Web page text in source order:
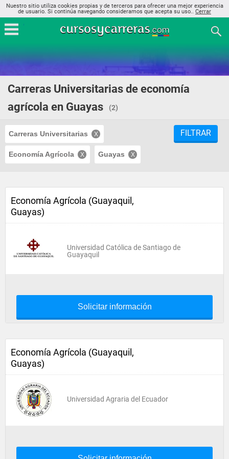
Nuestro sitio utiliza cookies propias y de terceros para ofrecer una mejor experiencia
de usuario. Si continúa navegando consideramos que acepta su uso.. Cerrar
Carreras Universitarias de economía
agrícola en Guayas
(2)
Carreras Universitarias
Economía Agrícola Guayas
FILTRAR
Economía Agrícola (Guayaquil,
Guayas)
Universidad Católica de Santiago de
Guayaquil
Solicitar información
Economía Agrícola (Guayaquil,
Guayas)
Universidad Agraria del Ecuador